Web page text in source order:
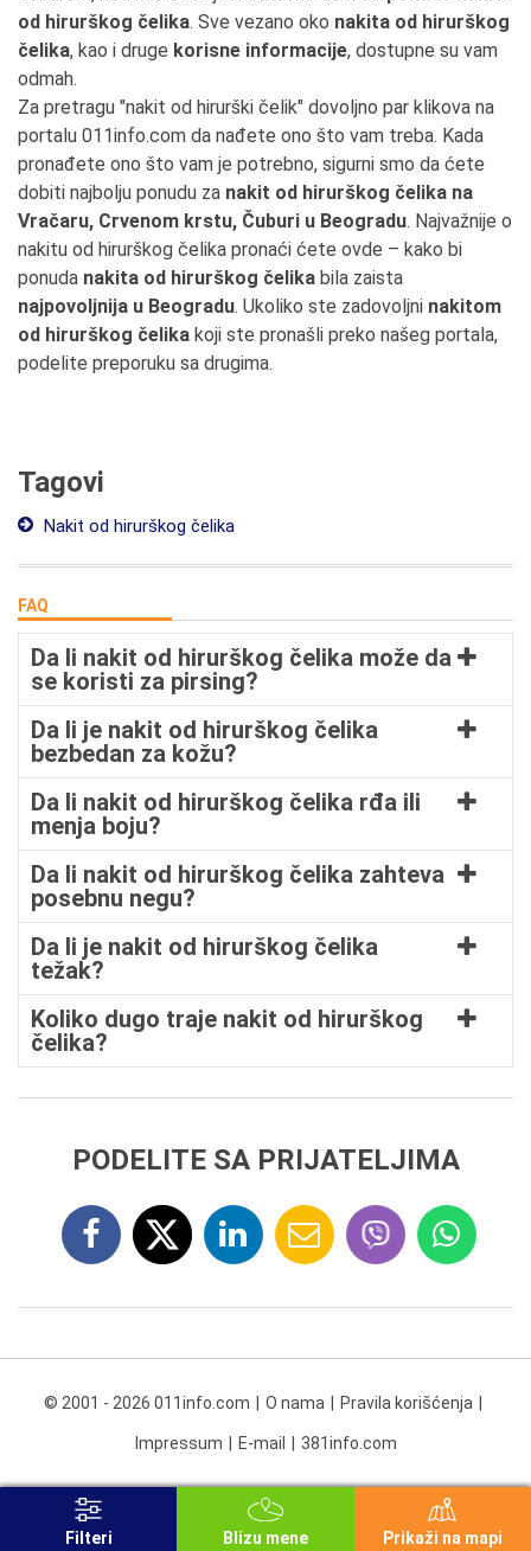
od hirurškog čelika. Sve vezano oko nakita od hirurškog
čelika, kao i druge korisne informacije, dostupne su vam
odmah.
Za pretragu "nakit od hirurški čelik" dovoljno par klikova na
portalu 011info.com da nađete ono što vam treba. Kada
pronađete ono što vam je potrebno, sigurni smo da ćete
dobiti najbolju ponudu za nakit od hirurškog čelika na
Vračaru, Crvenom krstu, Čuburi u Beogradu. Najvažnije o
nakitu od hirurškog čelika pronaći ćete ovde – kako bi
ponuda nakita od hirurškog čelika bila zaista
najpovoljnija u Beogradu. Ukoliko ste zadovoljni nakitom
od hirurškog čelika koji ste pronašli preko našeg portala,
podelite preporuku sa drugima.
Tagovi
Nakit od hirurškog čelika
FAQ
Da li nakit od hirurškog čelika može da
se koristi za pirsing?
Da li je nakit od hirurškog čelika
bezbedan za kožu?
Da li nakit od hirurškog čelika rđa ili
menja boju?
Da li nakit od hirurškog čelika zahteva
posebnu negu?
Da li je nakit od hirurškog čelika
težak?
Koliko dugo traje nakit od hirurškog
čelika?
PODELITE SA PRIJATELJIMA
© 2001 - 2026 011info.com O nama Pravila korišćenja
Impressum E-mail 381info.com
Filteri Blizu mene Prikaži na mapi